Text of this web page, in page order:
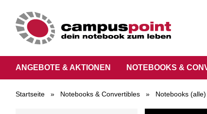
ANGEBOTE & AKTIONEN NOTEBOOKS &
Startseite » Notebooks & Convertibles » Notebooks (alle)